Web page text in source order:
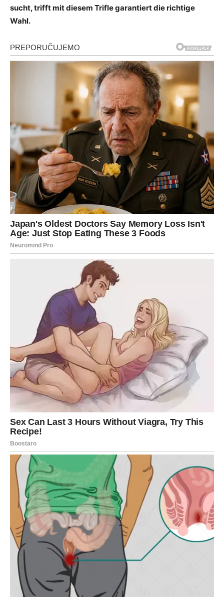
sucht, trifft mit diesem Trifle garantiert die richtige
Wahl.